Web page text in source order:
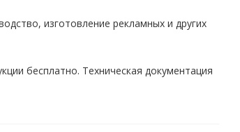
изготовление рекламных и других
бесплатно. Техническая документация